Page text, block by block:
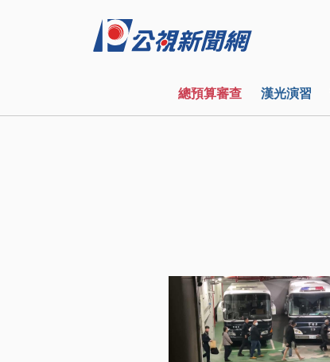
總預算審查 漢光演習